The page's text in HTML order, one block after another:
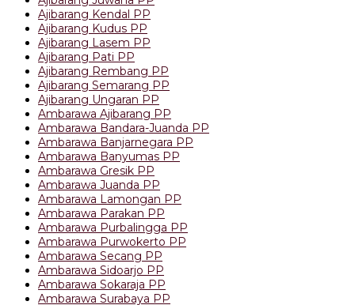
Ajibarang Kendal PP
Ajibarang Kudus PP
Ajibarang Lasem PP
Ajibarang Pati PP
Ajibarang Rembang PP
Ajibarang Semarang PP
Ajibarang Ungaran PP
Ambarawa Ajibarang PP
Ambarawa Bandara-Juanda PP
Ambarawa Banjarnegara PP
Ambarawa Banyumas PP
Ambarawa Gresik PP
Ambarawa Juanda PP
Ambarawa Lamongan PP
Ambarawa Parakan PP
Ambarawa Purbalingga PP
Ambarawa Purwokerto PP
Ambarawa Secang PP
Ambarawa Sidoarjo PP
Ambarawa Sokaraja PP
Ambarawa Surabaya PP